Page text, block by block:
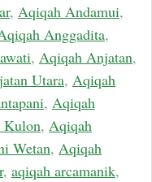
, Aqiqah Andamui,
Anggadita,
, Aqiqah Anjatan,
Utara, Aqiqah
, Aqiqah
Kulon, Aqiqah
Wetan, Aqiqah
, aqiqah arcamanik,